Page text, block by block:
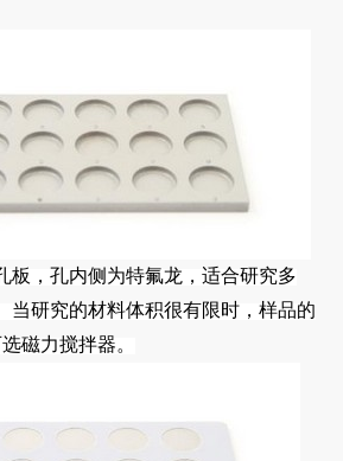
，孔内侧为特氟龙，适合研究多
当研究的材料体积很有限时，样品的
磁力搅拌器。